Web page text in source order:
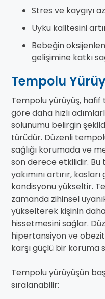
Stres ve kaygıyı
Uyku kalitesini
Bebeğin
gelişimine katkı
Tempolu
Tempolu yürüyüş,
göre daha hızlı
solunumu belirgin
türüdür. Düzenli
sağlığı korumada ve
son derece etkilidir. Bu
yakımını artırır,
kondisyonu yükseltir.
zamanda zihinsel
yükselterek kişinin
hissetmesini sağlar.
hipertansiyon ve
karşı güçlü bir koruma
Tempolu yürüyüşün
sıralanabilir: